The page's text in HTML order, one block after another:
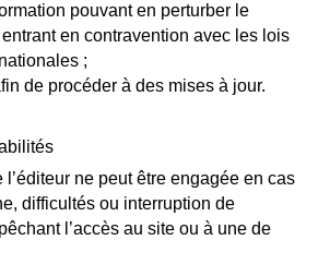
pouvant en perturber le
en contravention avec les lois
;
de procéder à des mises à jour.
l’éditeur ne peut être engagée en cas
difficultés ou interruption de
l’accès au site ou à une de